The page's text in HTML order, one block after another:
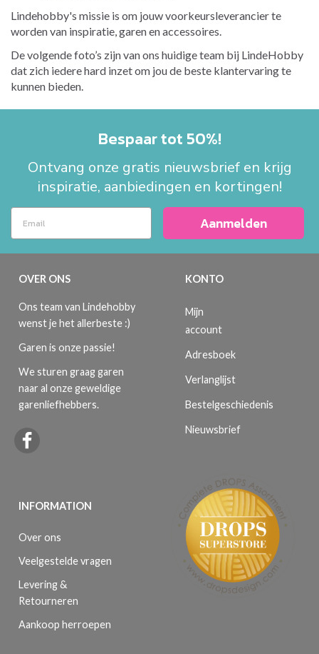
Lindehobby's missie is om jouw voorkeursleverancier te
worden van inspiratie, garen en accessoires.
De volgende foto’s zijn van ons huidige team bij LindeHobby
dat zich iedere hard inzet om jou de beste klantervaring te
kunnen bieden.
Bespaar tot 50%!
Ontvang onze gratis nieuwsbrief en krijg
inspiratie, aanbiedingen en kortingen!
Aanmelden
OVER ONS
Ons team van Lindehobby
wenst je het allerbeste :)
Garen is onze passie!
We sturen graag garen
naar al onze geweldige
garenliefhebbers.
INFORMATION
Over ons
Veelgestelde vragen
Levering &
Retourneren
Aankoop herroepen
KONTO
Mijn
account
Adresboek
Verlanglijst
Bestelgeschiedenis
Nieuwsbrief